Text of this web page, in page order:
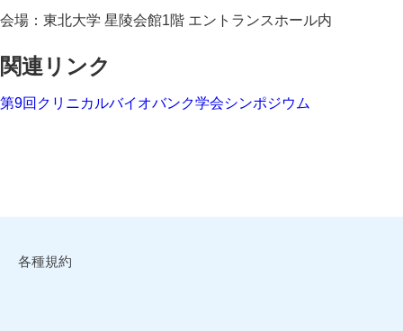
会場：東北大学 星陵会館1階 エントランスホール内
関連リンク
第9回クリニカルバイオバンク学会シンポジウム
各種規約